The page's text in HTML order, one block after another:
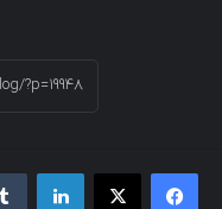
فیسبوک ایکس لینکداین